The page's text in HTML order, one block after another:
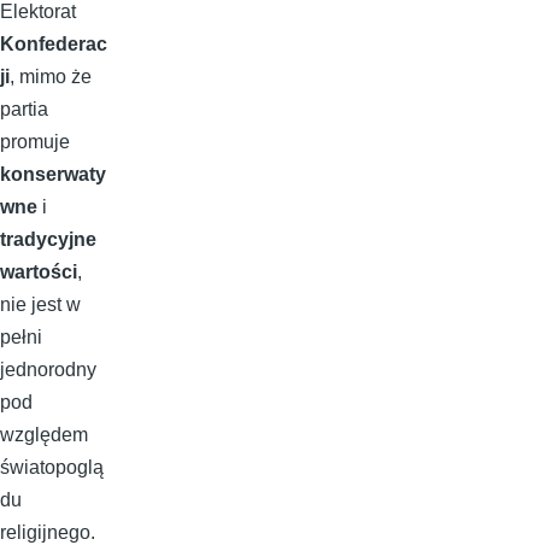
Elektorat
Konfederac
ji, mimo że
partia
promuje
konserwaty
wne i
tradycyjne
wartości,
nie jest w
pełni
jednorodny
pod
względem
światopoglą
du
religijnego.